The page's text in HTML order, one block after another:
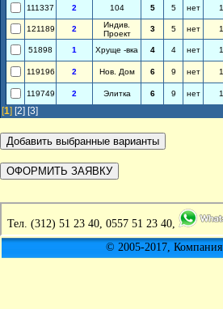
111337 2 104 5 5 нет 1
121189 2
Индив.
Проект
3 5 нет 1
51898 1 Хруще -вка 4 4 нет 1
119196 2 Нов. Дом 6 9 нет 1
119749 2 Элитка 6 9 нет 1
[1] [2] [3]
Тел. (312) 51 23 40, 0557 51 23 40,
© 2005-2017, Компания